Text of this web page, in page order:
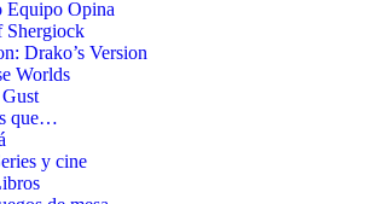
Equipo Opina
Shergiock
Drako’s Version
Worlds
que…
y cine